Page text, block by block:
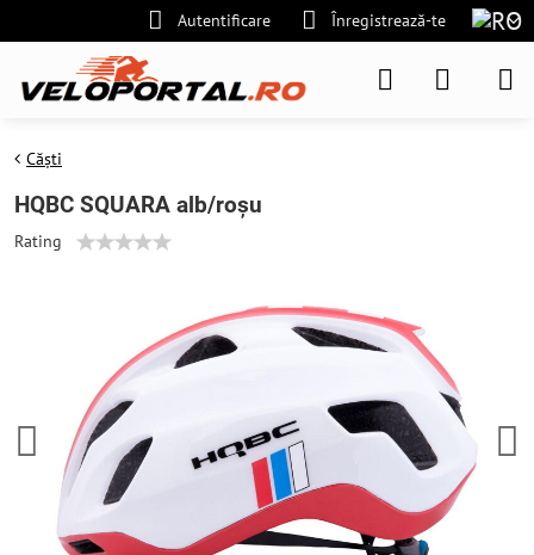
Autentificare Înregistrează-te
Căști
HQBC SQUARA alb/roșu
Rating